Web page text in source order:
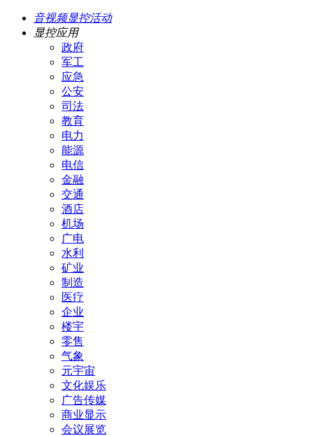
音视频显控活动
显控应用
政府
军工
应急
公安
司法
教育
电力
能源
电信
金融
交通
酒店
机场
广电
水利
矿业
制造
医疗
企业
楼宇
零售
气象
元宇宙
文化娱乐
广告传媒
商业显示
会议展览